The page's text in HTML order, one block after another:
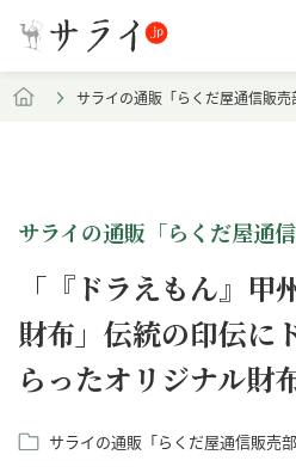
サライの通販「らくだ屋通信販売
サライの通販「らくだ屋通
「『ドラえもん』甲
財布」伝統の印伝に
らったオリジナル財
サライの通販「らくだ屋通信販売